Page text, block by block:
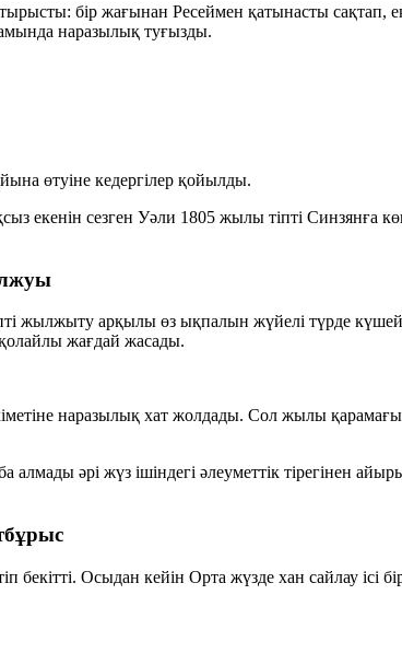
бір жағынан Ресеймен қатынасты
наразылық туғызды.
өтуіне кедергілер қойылды.
екенін сезген Уәли 1805 жылы тіпті Синзянға
арқылы өз ықпалын жүйелі түрде
жағдай жасады.
наразылық хат жолдады. Сол жылы
алмады әрі жүз ішіндегі әлеуметтік тірегінен
Осыдан кейін Орта жүзде хан сайлау ісі